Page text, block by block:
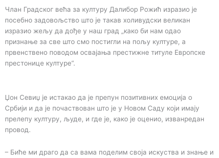
Члан Градског већа за културу Далибор Рожић изразио је
посебно задовољство што је такав холивудски великан
изразио жељу да дође у наш град „како би нам одао
признање за све што смо постигли на пољу културе, а
првенствено поводом освајања престижне титуле Европске
престонице културе“.
Џон Севиџ је истакао да је препун позитивних емоција о
Србији и да је почаствован што је у Новом Саду који имају
прелепу културу, људе, и где је, како је оценио, изванредан
провод.
– Биће ми драго да са вама поделим своја искуства и знање и